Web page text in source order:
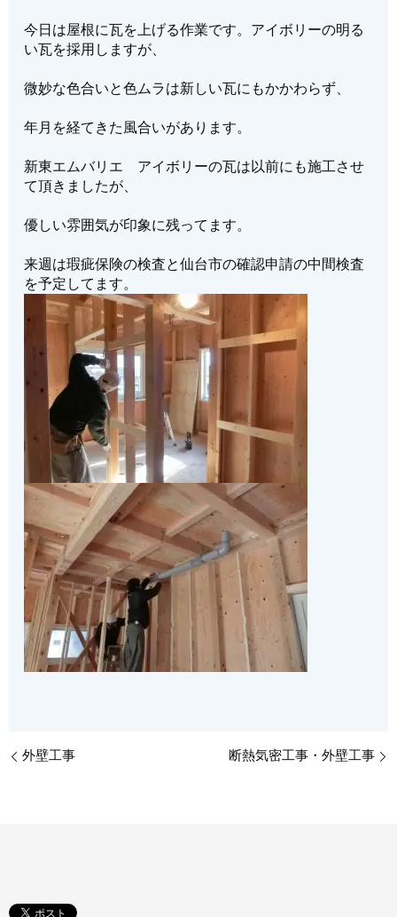
今日は屋根に瓦を上げる作業です。アイボリーの明る
い瓦を採用しますが、
微妙な色合いと色ムラは新しい瓦にもかかわらず、
年月を経てきた風合いがあります。
新東エムバリエ アイボリーの瓦は以前にも施工させ
て頂きましたが、
優しい雰囲気が印象に残ってます。
来週は瑕疵保険の検査と仙台市の確認申請の中間検査
を予定してます。
外壁工事 断熱気密工事・外壁工事